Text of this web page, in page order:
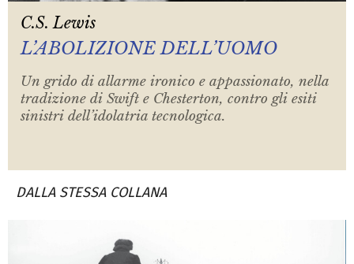
C.S. Lewis
L’ABOLIZIONE DELL’UOMO
Un grido di allarme ironico e appassionato, nella
tradizione di Swift e Chesterton, contro gli esiti
sinistri dell’idolatria tecnologica.
DALLA STESSA COLLANA